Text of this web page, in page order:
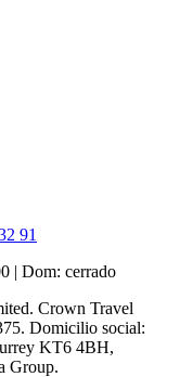
91
| Dom: cerrado
Crown Travel
Domicilio social:
KT6 4BH,
Group.